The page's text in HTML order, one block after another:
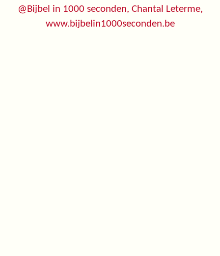
@Bijbel in 1000 seconden, Chantal Leterme,
www.bijbelin1000seconden.be